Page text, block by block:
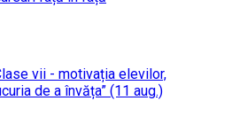
vii - motivația elevilor,
de a învăța” (11 aug.)